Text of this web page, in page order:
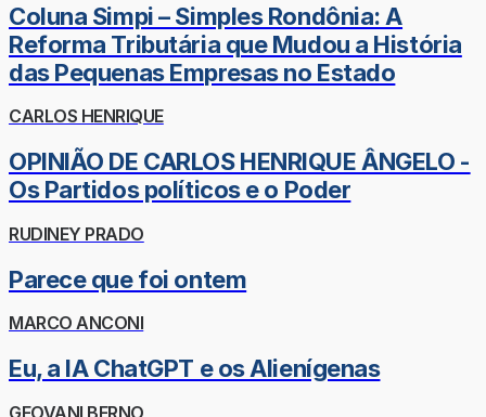
Coluna Simpi – Simples Rondônia: A
Reforma Tributária que Mudou a História
das Pequenas Empresas no Estado
CARLOS HENRIQUE
OPINIÃO DE CARLOS HENRIQUE ÂNGELO -
Os Partidos políticos e o Poder
RUDINEY PRADO
Parece que foi ontem
MARCO ANCONI
Eu, a IA ChatGPT e os Alienígenas
GEOVANI BERNO